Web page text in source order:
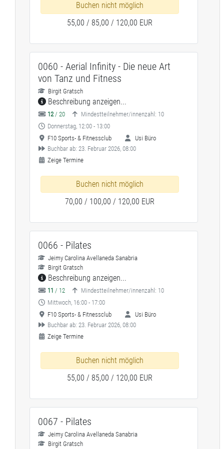
Buchen nicht möglich
55,00 / 85,00 / 120,00 EUR
0060 - Aerial Infinity - Die neue Art
von Tanz und Fitness
Birgit Gratsch
Beschreibung anzeigen...
12/ 20
Mindestteilnehmer/innenzahl: 10
Donnerstag, 12:00 - 13:00
F10 Sports- & Fitnessclub
Usi Büro
Buchbar ab: 23. Februar 2026, 08:00
Zeige Termine
Buchen nicht möglich
70,00 / 100,00 / 120,00 EUR
0066 - Pilates
Jeimy Carolina Avellaneda Sanabria
Birgit Gratsch
Beschreibung anzeigen...
11 / 12
Mindestteilnehmer/innenzahl: 10
Mittwoch, 16:00 - 17:00
F10 Sports- & Fitnessclub
Usi Büro
Buchbar ab: 23. Februar 2026, 08:00
Zeige Termine
Buchen nicht möglich
55,00 / 85,00 / 120,00 EUR
0067 - Pilates
Jeimy Carolina Avellaneda Sanabria
Birgit Gratsch